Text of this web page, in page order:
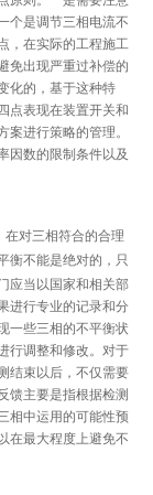
个是调节三相电流不
，在实际的工程施工
免出现严重过补偿的
化的，基于这种特
点表现在装置开关和
进行策略的管理。
因数的限制条件以及
对三相符合的合理
衡不能是绝对的，只
应当以国家和相关部
进行专业的记录和分
一些三相的不平衡状
行调整和修改。对于
结束以后，不仅需要
馈主要是指根据检测
相中运用的可能性预
在最大程度上避免不